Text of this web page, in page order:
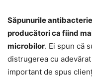
Săpunurile
producători ca fiind
microbilor. Ei spun că
distrugerea cu
important de spus